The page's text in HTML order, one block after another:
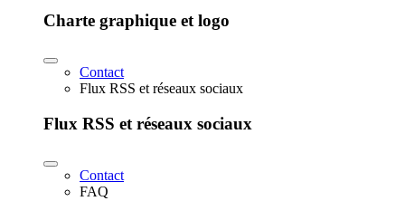
Charte graphique et logo
Contact
Flux RSS et réseaux sociaux
Flux RSS et réseaux sociaux
Contact
FAQ